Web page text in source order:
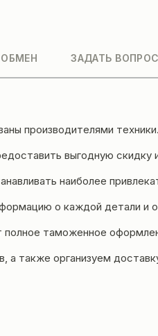
ОБМЕН ЗАДАТЬ ВОПРОС
производителями техники.
выгодную скидку
наиболее
о каждой детали и
таможенное
также организуем